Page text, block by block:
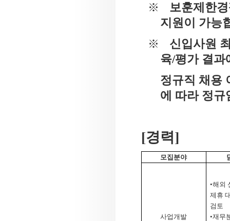
※
보훈제한
지원이 가능
※
신입사원
육/평가 결과
정규직 채용
에 따라 정규
[경력]
모집분야
사업개발
•해외
제휴
검토
•재무